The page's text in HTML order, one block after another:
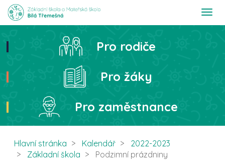
T
t
Hledat
Pro rodiče
Pro žáky
Pro zaměstnance
Hlavní stránka Kalendář
2022-2023
Základní škola
Podzimní prázdniny